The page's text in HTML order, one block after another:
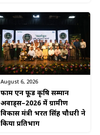
August 6, 2026
फार्म एन फूड कृषि सम्मान
अवार्ड्स–2026 में ग्रामीण
विकास मंत्री भरत सिंह चौधरी ने
किया प्रतिभाग